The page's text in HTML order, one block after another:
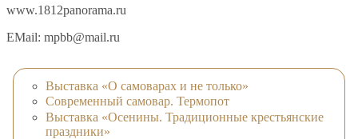
www.1812panorama.ru
EMail: mpbb@mail.ru
Выставка «О самоварах и не только»
Современный самовар. Термопот
Выставка «Осенины. Традиционные крестьянские
праздники»